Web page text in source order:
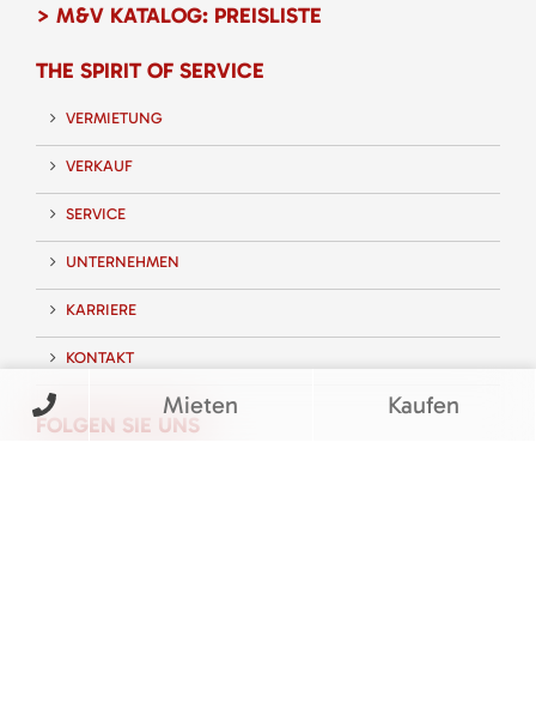
> M&V KATALOG: PREISLISTE
THE SPIRIT OF SERVICE
VERMIETUNG
VERKAUF
SERVICE
UNTERNEHMEN
KARRIERE
KONTAKT
FOLGEN SIE UNS
Mieten Kaufen